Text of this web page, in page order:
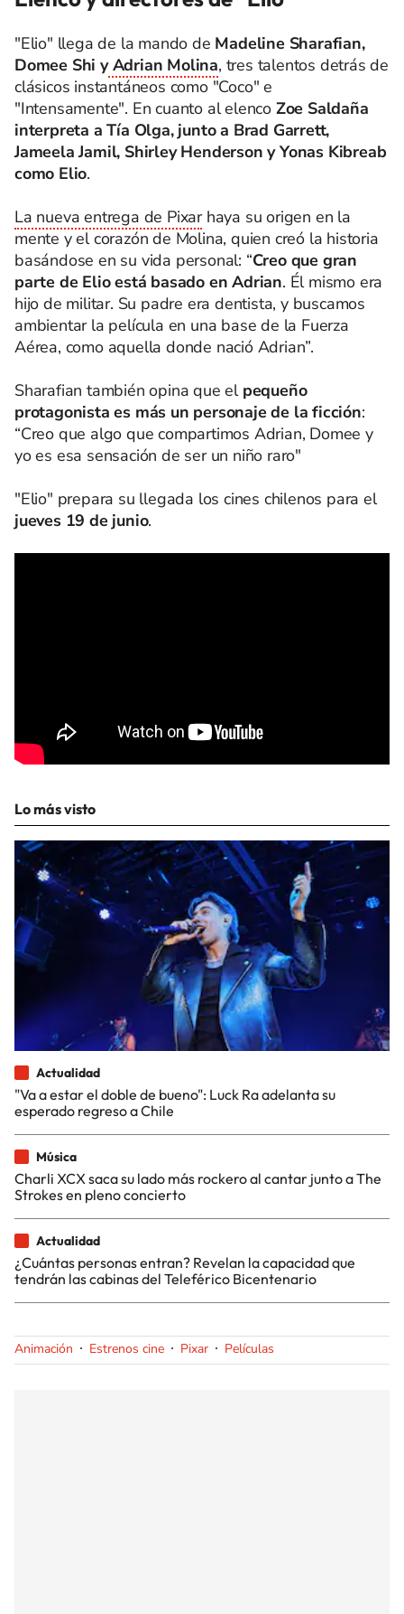
"Elio" llega de la mando de Madeline Sharafian,
Domee Shi yAdrian Molina, tres talentos detrás de
clásicos instantáneos como "Coco" e
"Intensamente". En cuanto al elenco Zoe Saldaña
interpreta a Tía Olga, junto a Brad Garrett,
Jameela Jamil, Shirley Henderson y Yonas Kibreab
como Elio.
La nueva entrega de Pixarhaya su origen en la
mente y el corazón de Molina, quien creó la historia
basándose en su vida personal: “Creo que gran
parte de Elio está basado en Adrian. Él mismo era
hijo de militar. Su padre era dentista, y buscamos
ambientar la película en una base de la Fuerza
Aérea, como aquella donde nació Adrian”.
Sharafian también opina que el pequeño
protagonista es más un personaje de la ficción:
“Creo que algo que compartimos Adrian, Domee y
yo es esa sensación de ser un niño raro"
"Elio" prepara su llegada los cines chilenos para el
jueves 19 de junio.
Lo más visto
Actualidad
"Va a estar el doble de bueno": Luck Ra adelanta su
esperado regreso a Chile
Música
Charli XCX saca su lado más rockero al cantar junto a The
Strokes en pleno concierto
Actualidad
¿Cuántas personas entran? Revelan la capacidad que
tendrán las cabinas del Teleférico Bicentenario
Animación Estrenos cine Pixar Películas